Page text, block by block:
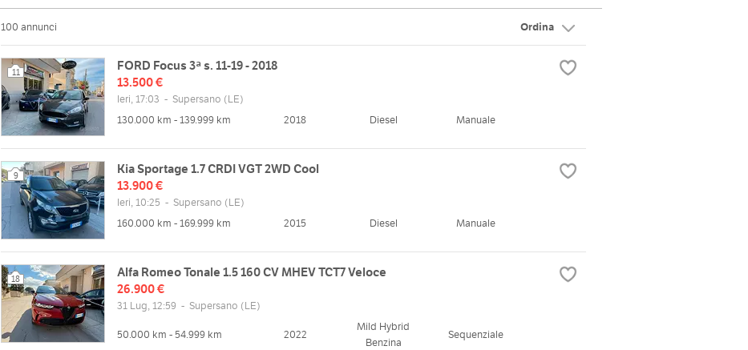
TITOLARE
Indirizzo
VITT.EMANUELE N°310
Orari
Lun
08:30 - 13:00 | 16:00 - 19:30
100 annunci Ordina
11
FORD Focus 3ª s. 11-19 - 2018
13.500 €
Ieri, 17:03 - Supersano (LE)
130.000 km - 139.999 km
2018 Diesel Manuale
9
Kia Sportage 1.7 CRDI VGT 2WD Cool
13.900 €
Ieri, 10:25 - Supersano (LE)
160.000 km - 169.999 km
2015 Diesel Manuale
18
Alfa Romeo Tonale 1.5 160 CV MHEV TCT7 Veloce
26.900 €
31 Lug, 12:59 - Supersano (LE)
50.000 km - 54.999 km 2022
Mild Hybrid
Benzina
Sequenziale